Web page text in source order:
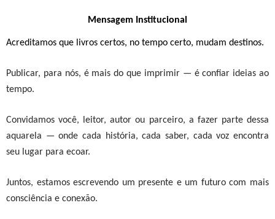
Mensagem Institucional
Acreditamos que livros certos, no tempo certo, mudam destinos.
Publicar, para nós, é mais do que imprimir — é confiar ideias ao
tempo.
Convidamos você, leitor, autor ou parceiro, a fazer parte dessa
aquarela — onde cada história, cada saber, cada voz encontra
seu lugar para ecoar.
Juntos, estamos escrevendo um presente e um futuro com mais
consciência e conexão.